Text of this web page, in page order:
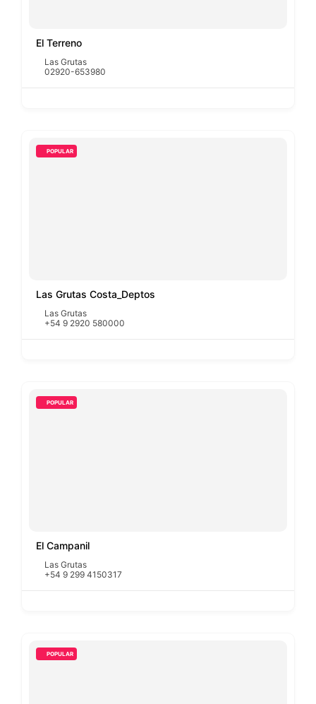
El Terreno
Las Grutas
02920-653980
POPULAR
Las Grutas Costa_Deptos
Las Grutas
+54 9 2920 580000
POPULAR
El Campanil
Las Grutas
+54 9 299 4150317
POPULAR